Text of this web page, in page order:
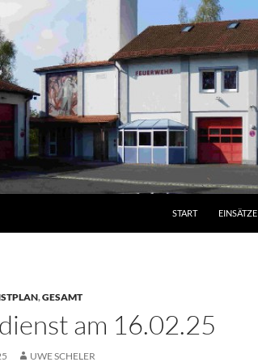
START EINSÄTZE
,GESAMT
am 16.02.25
UWE SCHELER